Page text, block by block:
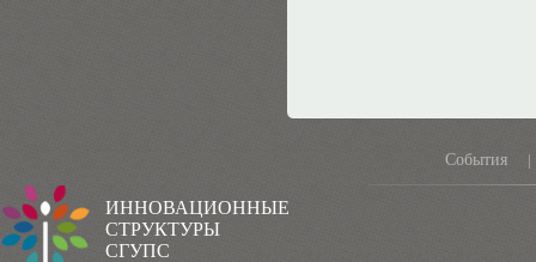
События |
ИННОВАЦИОННЫЕ
СТРУКТУРЫ
СГУПС